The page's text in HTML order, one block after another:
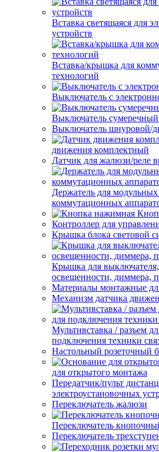
Вставка светящаяся для
устройств
Вставка/крышка для
технологий
Выключатель с
Выключатель
Выключатель шнуровой/
движения комплектный
Датчик для жалюзи/реле
Держатель для
коммутационных
Контроллер для
Крышка блока световой
Крышка для выключателя,
освещенности, диммера,
Материалы монтажные
Механизм датчика
Мультивставка / разъем
подключения техники
Настольный розеточный
для открытого монтажа
Передатчик/пульт
электроустановочных
Переключатель жалюзи
Переключатель
Переключатель